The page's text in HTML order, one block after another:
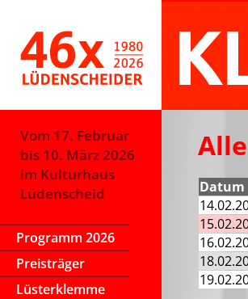
Vom 17. Februar
bis 10. März 2026
im Kulturhaus
Lüdenscheid
Programm 2026
Preisträger
Lüsterklemme
Datum